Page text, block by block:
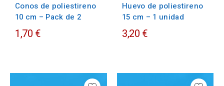
Conos de poliestireno
10 cm – Pack de 2
1,70 €
Huevo de poliestireno
15 cm – 1 unidad
3,20 €